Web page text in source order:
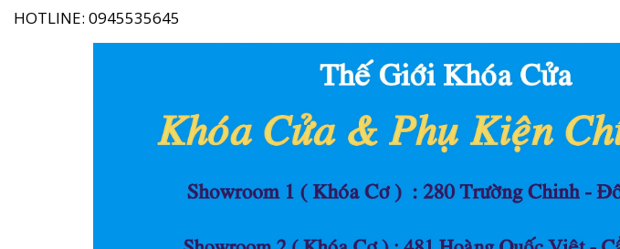
HOTLINE: 0945535645